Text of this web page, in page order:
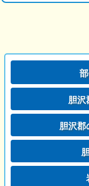
胆沢
胆沢